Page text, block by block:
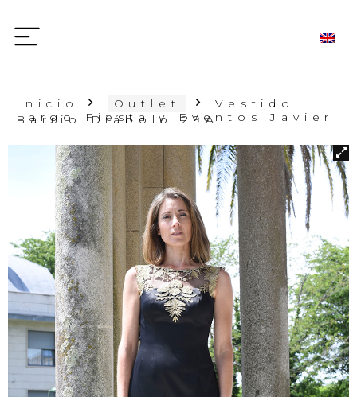
Inicio Outlet
Vestido
Largo Fiesta y Eventos Javier
Barrio Diábolo 29A